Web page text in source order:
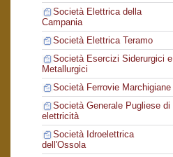
Società Elettrica della
Campania
Società Elettrica Teramo
Società Esercizi Siderurgici e
Metallurgici
Società Ferrovie Marchigiane
Società Generale Pugliese di
elettricità
Società Idroelettrica
dell'Ossola